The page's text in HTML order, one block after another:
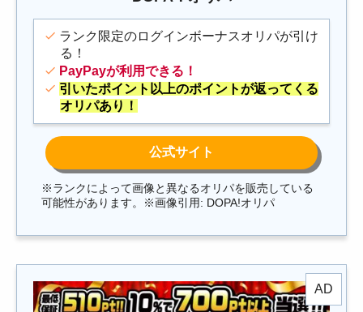
ランク限定のログインボーナスオリパが引け
る！
PayPayが利用できる！
引いたポイント以上のポイントが返ってくる
オリパあり！
※ランクによって画像と異なるオリパを販売している
可能性があります。※画像引用: DOPA!オリパ